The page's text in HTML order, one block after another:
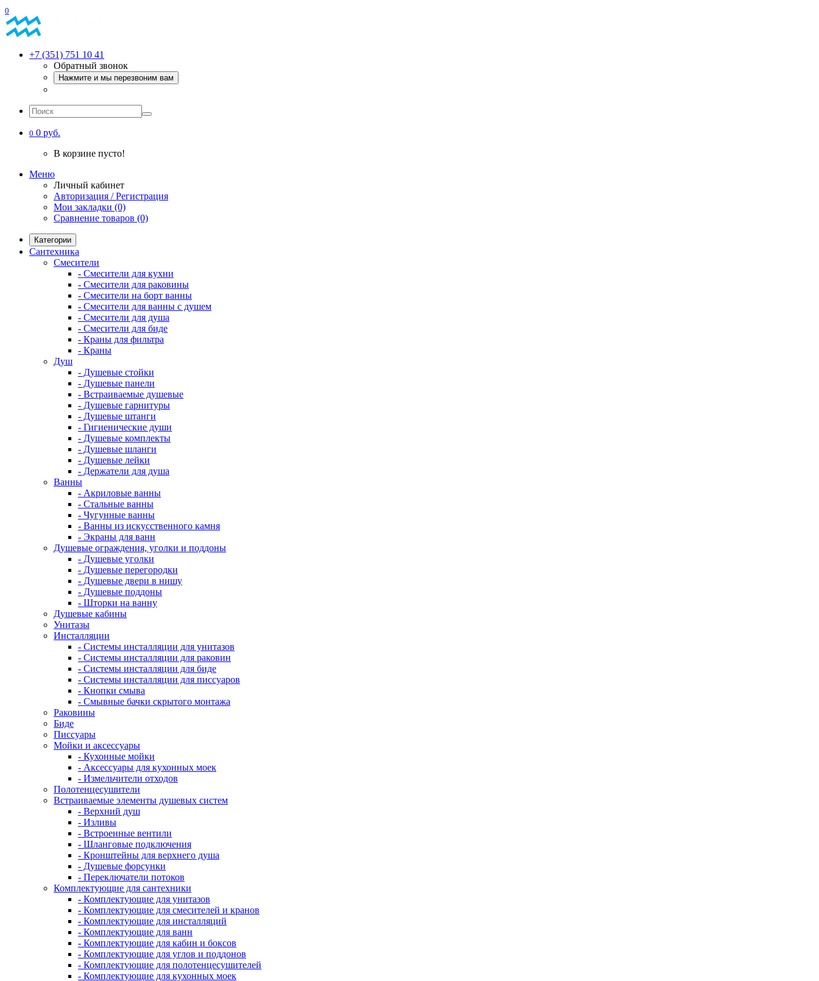
0
+7 (351) 751 10 41
Обратный звонок
Нажмите и мы перезвоним вам
0 0 руб.
В корзине пусто!
Меню
Личный кабинет
Авторизация / Регистрация
Мои закладки (0)
Сравнение товаров (0)
Категории
Сантехника
Смесители
- Смесители для кухни
- Смесители для раковины
- Смесители на борт ванны
- Смесители для ванны с душем
- Смесители для душа
- Смесители для биде
- Краны для фильтра
- Краны
Душ
- Душевые стойки
- Душевые панели
- Встраиваемые душевые
- Душевые гарнитуры
- Душевые штанги
- Гигиенические души
- Душевые комплекты
- Душевые шланги
- Душевые лейки
- Держатели для душа
Ванны
- Акриловые ванны
- Стальные ванны
- Чугунные ванны
- Ванны из искусственного камня
- Экраны для ванн
Душевые ограждения, уголки и поддоны
- Душевые уголки
- Душевые перегородки
- Душевые двери в нишу
- Душевые поддоны
- Шторки на ванну
Душевые кабины
Унитазы
Инсталляции
- Системы инсталляции для унитазов
- Системы инсталляции для раковин
- Системы инсталляции для биде
- Системы инсталляции для писсуаров
- Кнопки смыва
- Смывные бачки скрытого монтажа
Раковины
Биде
Писсуары
Мойки и аксессуары
- Кухонные мойки
- Аксессуары для кухонных моек
- Измельчители отходов
Полотенцесушители
Встраиваемые элементы душевых систем
- Верхний душ
- Изливы
- Встроенные вентили
- Шланговые подключения
- Кронштейны для верхнего душа
- Душевые форсунки
- Переключатели потоков
Комплектующие для сантехники
- Комплектующие для унитазов
- Комплектующие для смесителей и кранов
- Комплектующие для инсталляций
- Комплектующие для ванн
- Комплектующие для кабин и боксов
- Комплектующие для углов и поддонов
- Комплектующие для полотенцесушителей
- Комплектующие для кухонных моек